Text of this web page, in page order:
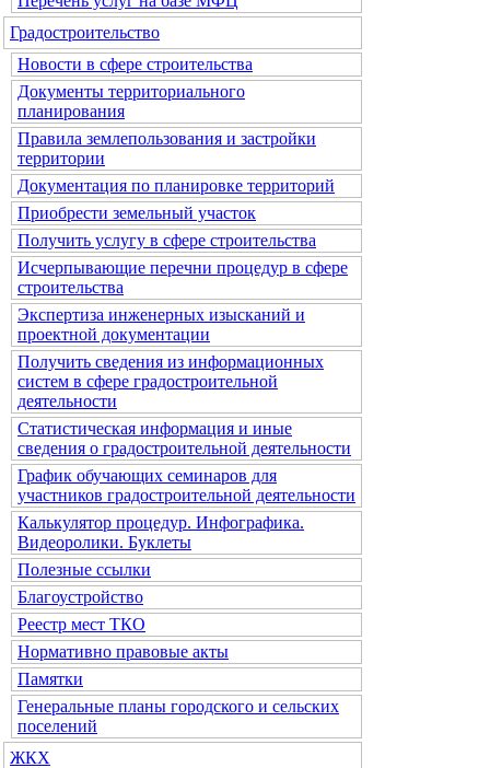
Градостроительство
Новости в сфере строительства
Документы территориального
планирования
Правила землепользования и застройки
территории
Документация по планировке территорий
Приобрести земельный участок
Получить услугу в сфере строительства
Исчерпывающие перечни процедур в сфере
строительства
Экспертиза инженерных изысканий и
проектной документации
Получить сведения из информационных
систем в сфере градостроительной
деятельности
Статистическая информация и иные
сведения о градостроительной деятельности
График обучающих семинаров для
участников градостроительной деятельности
Калькулятор процедур. Инфографика.
Видеоролики. Буклеты
Полезные ссылки
Благоустройство
Реестр мест ТКО
Нормативно правовые акты
Памятки
Генеральные планы городского и сельских
поселений
ЖКХ